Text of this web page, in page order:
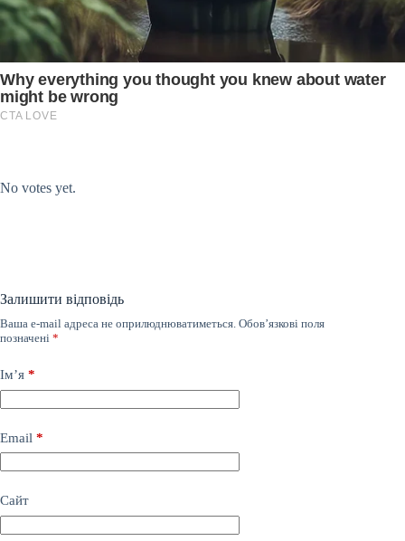
No votes yet.
Залишити відповідь
Ваша e-mail адреса не оприлюднюватиметься. Обов’язкові поля
позначені *
Ім’я *
Email *
Сайт